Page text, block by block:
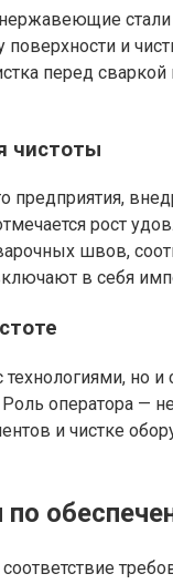
и
перед
чистоты
предприятия,
рост
швов,
в себя
но
оператора —
и чистке